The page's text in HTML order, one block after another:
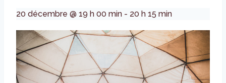
20 décembre @ 19 h 00 min - 20 h 15 min